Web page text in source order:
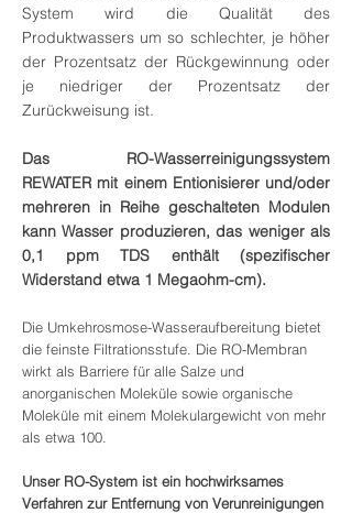
System wird die Qualität des
Produktwassers um so schlechter, je höher
der Prozentsatz der Rückgewinnung oder
je niedriger der Prozentsatz der
Zurückweisung ist.
Das RO-Wasserreinigungssystem
REWATER mit einem Entionisierer und/oder
mehreren in Reihe geschalteten Modulen
kann Wasser produzieren, das weniger als
0,1 ppm TDS enthält (spezifischer
Widerstand etwa 1 Megaohm-cm).
Die Umkehrosmose-Wasseraufbereitung bietet
die feinste Filtrationsstufe. Die RO-Membran
wirkt als Barriere für alle Salze und
anorganischen Moleküle sowie organische
Moleküle mit einem Molekulargewicht von mehr
als etwa 100.
Unser RO-System ist ein hochwirksames
Verfahren zur Entfernung von Verunreinigungen